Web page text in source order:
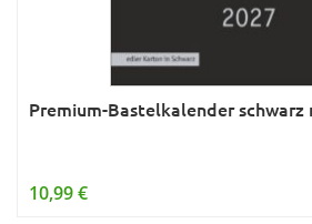
Premium-Bastelkalender
10,99 €